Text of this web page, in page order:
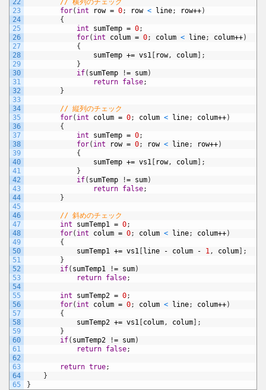
22
23
24
25
26
27
28
29
30
31
32
33
34
35
36
37
38
39
40
41
42
43
44
45
46
47
48
49
50
51
52
53
54
55
56
57
58
59
60
61
62
63
64
65
// 横列のチェック
for( int row = 0; row < line; row++)
{
int
sumTemp = 0;
for( int colum = 0; colum < line; colum++)
{
sumTemp += vs1 row, colum
;
}
if( sumTemp != sum)
return false;
}
// 縦列のチェック
for( int colum = 0; colum < line; colum++)
{
int
sumTemp = 0;
for( int row = 0; row < line; row++)
{
sumTemp += vs1 row, colum
;
}
if( sumTemp != sum)
return false;
}
// 斜めのチェック
int
sumTemp1 = 0;
for( int colum = 0; colum < line; colum++)
{
sumTemp1 += vs1 line - colum - 1, colum
;
}
if( sumTemp1 != sum)
return false;
int sumTemp2 = 0;
for( int colum = 0; colum < line; colum++)
{
sumTemp2 += vs1 colum, colum
;
}
if( sumTemp2 != sum)
return false;
return true;
}
}